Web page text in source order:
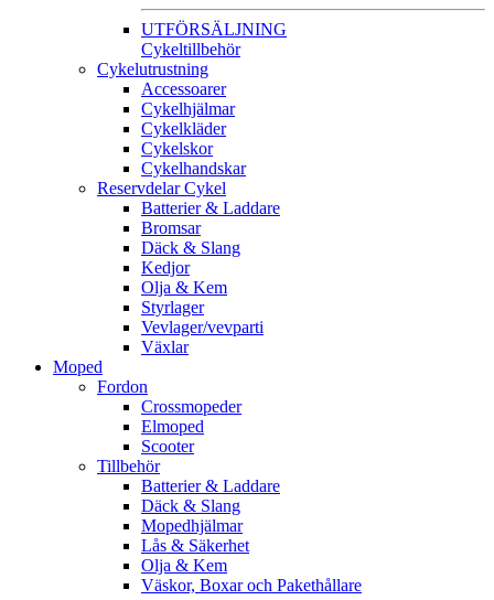
UTFÖRSÄLJNING
Cykeltillbehör
Cykelutrustning
Accessoarer
Cykelhjälmar
Cykelkläder
Cykelskor
Cykelhandskar
Reservdelar Cykel
Batterier & Laddare
Bromsar
Däck & Slang
Kedjor
Olja & Kem
Styrlager
Vevlager/vevparti
Växlar
Moped
Fordon
Crossmopeder
Elmoped
Scooter
Tillbehör
Batterier & Laddare
Däck & Slang
Mopedhjälmar
Lås & Säkerhet
Olja & Kem
Väskor, Boxar och Pakethållare